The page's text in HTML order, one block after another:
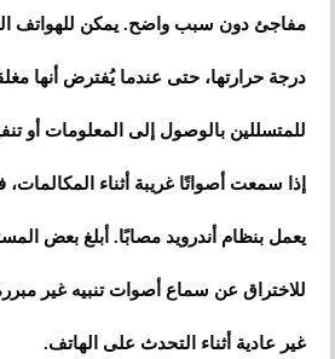
مفاجئ دون سبب واضح. يمكن للهواتف
درجة حرارتها، حتى عندما يُفترض أنها
للمتسللين بالوصول إلى المعلومات أو
إذا سمعت أصواتًا غريبة أثناء
يعمل بنظام أندرويد مصابًا. أبلغ بعض
للاختراق عن سماع أصوات تنبيه غير
غير عادية أثناء التحدث على الهاتف.